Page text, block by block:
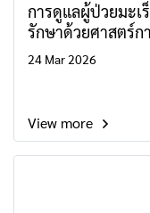
การดูแลผู้ป่วยมะเ
รักษาด้วยศาสตร์
24 Mar 2026
View more